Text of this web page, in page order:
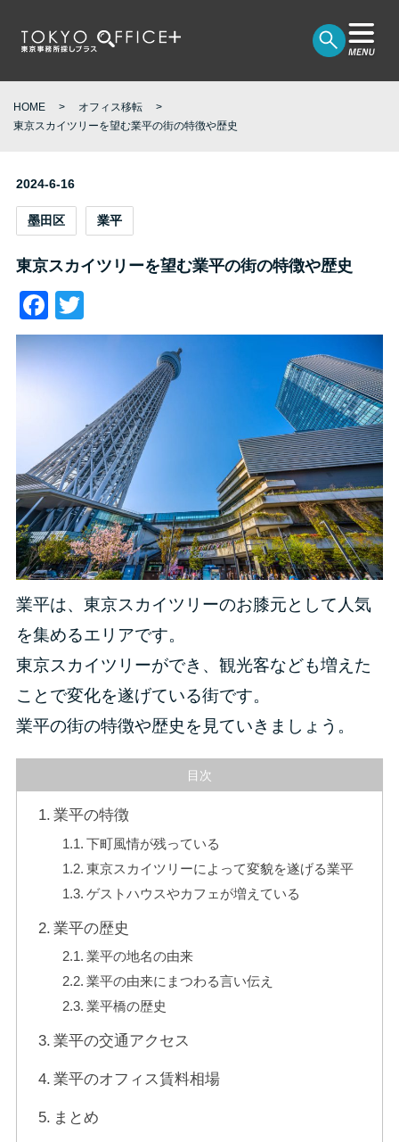
HOME
オフィス移転
東京スカイツリーを望む業平の街の特徴や歴史
2024-6-16
墨田区 業平
東京スカイツリーを望む業平の街の特徴や歴史
Facebook
業平は、東京スカイツリーのお膝元として人気
を集めるエリアです。
東京スカイツリーができ、観光客なども増えた
ことで変化を遂げている街です。
業平の街の特徴や歴史を見ていきましょう。
目次
業平の特徴
下町風情が残っている
東京スカイツリーによって変貌を遂げる業平
ゲストハウスやカフェが増えている
業平の歴史
業平の地名の由来
業平の由来にまつわる言い伝え
業平橋の歴史
業平の交通アクセス
業平のオフィス賃料相場
まとめ